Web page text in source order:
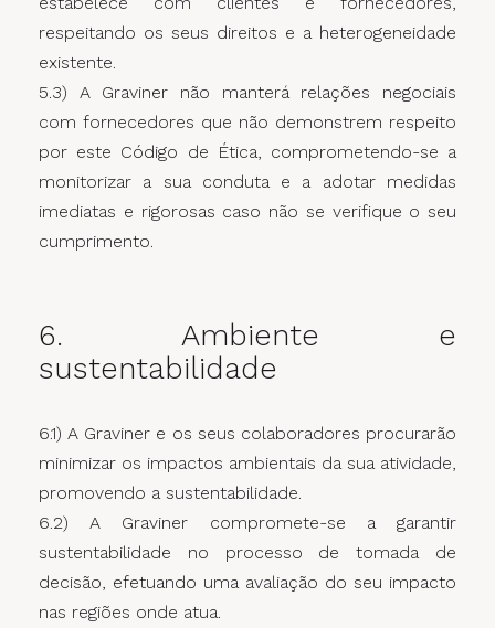
respeitando os seus direitos e a heterogeneidade
existente.
5.3) A Graviner não manterá relações negociais
com fornecedores que não demonstrem respeito
por este Código de Ética, comprometendo-se a
monitorizar a sua conduta e a adotar medidas
imediatas e rigorosas caso não se verifique o seu
cumprimento.
6. Ambiente e
sustentabilidade
6.1) A Graviner e os seus colaboradores procurarão
minimizar os impactos ambientais da sua atividade,
promovendo a sustentabilidade.
6.2) A Graviner compromete-se a garantir
sustentabilidade no processo de tomada de
decisão, efetuando uma avaliação do seu impacto
nas regiões onde atua.